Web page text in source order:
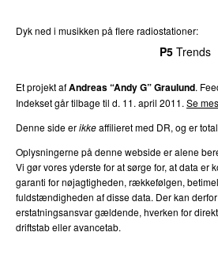
27. In ár gCroíthe go deo
man 18.
29. A Lucid Dream
fre 21.
29. The Couple Across the Way
søn 11. maj
29. Death Kink
Dyk ned i musikken på flere radiostationer:
P5 Trends
Et projekt afAndreas “Andy G” Graulund.
Indekset går tilbage til d. 11. april 2011. Se
Denne side erikkeaffilieret med DR, og er
Oplysningerne på denne webside er alene
Vi gør vores yderste for at sørge for, at data er
garanti for nøjagtigheden, rækkefølgen,
fuldstændigheden af disse data. Der kan
erstatningsansvar gældende, hverken for
driftstab eller avancetab.